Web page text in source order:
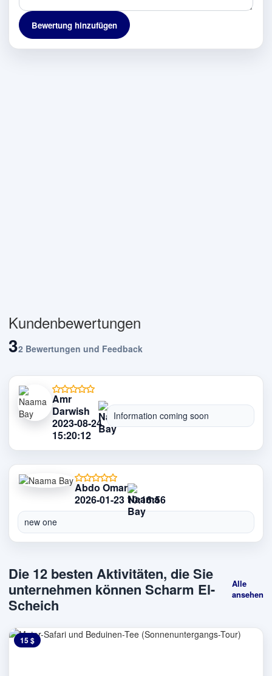
Bewertung hinzufügen
Kundenbewertungen
32 Bewertungen und Feedback
Amr
Darwish
2023-08-24
15:20:12
Information coming soon
Abdo Omar
2026-01-23 10:16:56
new one
Die 12 besten Aktivitäten, die Sie
unternehmen können Scharm El-
Scheich
Alle
ansehen
15 $ 0 $